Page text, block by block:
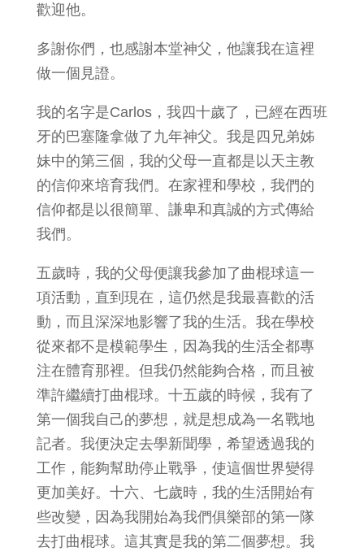
歡迎他。
多謝你們，也感謝本堂神父，他讓我在這裡
做一個見證。
我的名字是Carlos，我四十歲了，已經在西班
牙的巴塞隆拿做了九年神父。我是四兄弟姊
妹中的第三個，我的父母一直都是以天主教
的信仰來培育我們。在家裡和學校，我們的
信仰都是以很簡單、謙卑和真誠的方式傳給
我們。
五歲時，我的父母便讓我參加了曲棍球這一
項活動，直到現在，這仍然是我最喜歡的活
動，而且深深地影響了我的生活。我在學校
從來都不是模範學生，因為我的生活全都專
注在體育那裡。但我仍然能夠合格，而且被
準許繼續打曲棍球。十五歲的時候，我有了
第一個我自己的夢想，就是想成為一名戰地
記者。我便決定去學新聞學，希望透過我的
工作，能夠幫助停止戰爭，使這個世界變得
更加美好。十六、七歲時，我的生活開始有
些改變，因為我開始為我們俱樂部的第一隊
去打曲棍球。這其實是我的第二個夢想。我